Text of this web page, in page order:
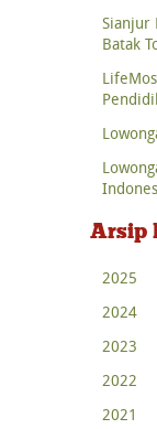
Sianjur
Batak
Arsip
2025
2024
2023
2022
2021